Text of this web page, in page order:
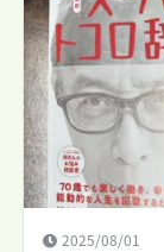
2025/08/01